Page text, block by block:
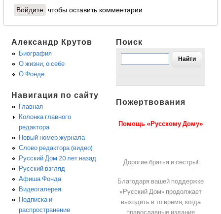
Войдите чтобы оставить комментарии
Александр Крутов
Биография
О жизни, о себе
О Фонде
Навигация по сайту
Главная
Колонка главного
редактора
Новый номер журнала
Слово редактора (видео)
Русский Дом 20 лет назад
Русский взгляд
Афиша Фонда
Видеогалерея
Подписка и
распространение
Поиск
Пожертвования
Помощь «Русскому Дому»
Дорогие братья и сестры!
Благодаря вашей поддержке
«Русский Дом» продолжает
выходить в то время, когда
православные издания